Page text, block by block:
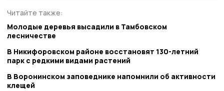
Читайте также:
Молодые деревья высадили в Тамбовском
лесничестве
В Никифоровском районе восстановят 130-летний
парк с редкими видами растений
В Воронинском заповеднике напомнили об активности
клещей